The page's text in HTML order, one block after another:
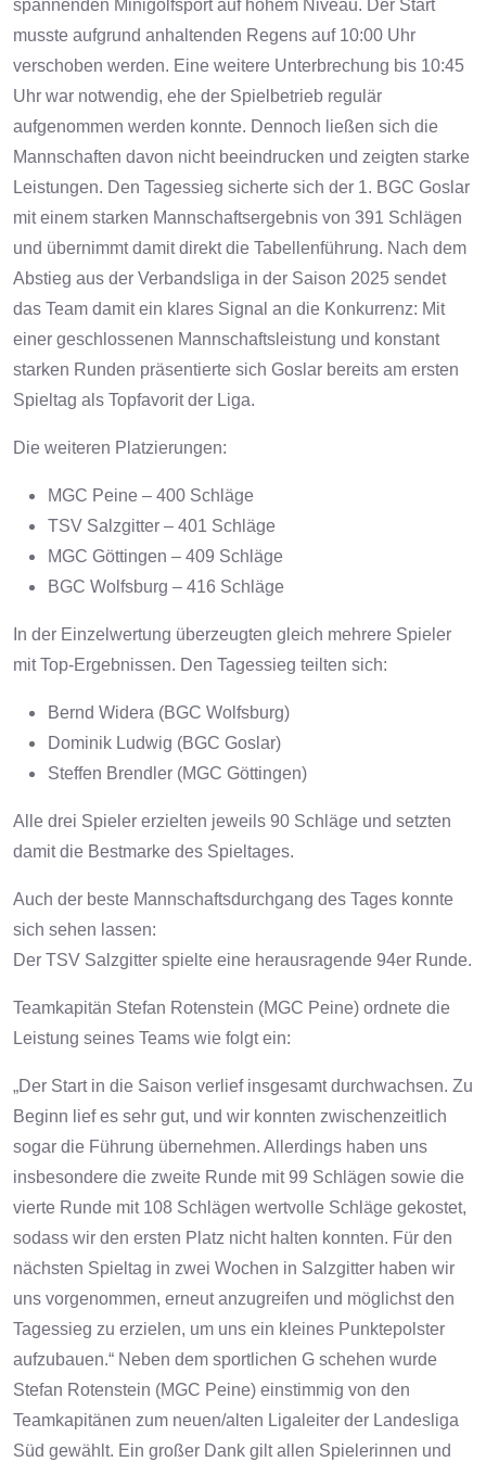
spannenden Minigolfsport auf hohem Niveau. Der Start
musste aufgrund anhaltenden Regens auf 10:00 Uhr
verschoben werden. Eine weitere Unterbrechung bis 10:45
Uhr war notwendig, ehe der Spielbetrieb regulär
aufgenommen werden konnte. Dennoch ließen sich die
Mannschaften davon nicht beeindrucken und zeigten starke
Leistungen. Den Tagessieg sicherte sich der 1. BGC Goslar
mit einem starken Mannschaftsergebnis von 391 Schlägen
und übernimmt damit direkt die Tabellenführung. Nach dem
Abstieg aus der Verbandsliga in der Saison 2025 sendet
das Team damit ein klares Signal an die Konkurrenz: Mit
einer geschlossenen Mannschaftsleistung und konstant
starken Runden präsentierte sich Goslar bereits am ersten
Spieltag als Topfavorit der Liga.
Die weiteren Platzierungen:
MGC Peine – 400 Schläge
TSV Salzgitter – 401 Schläge
MGC Göttingen – 409 Schläge
BGC Wolfsburg – 416 Schläge
In der Einzelwertung überzeugten gleich mehrere Spieler
mit Top-Ergebnissen. Den Tagessieg teilten sich:
Bernd Widera (BGC Wolfsburg)
Dominik Ludwig (BGC Goslar)
Steffen Brendler (MGC Göttingen)
Alle drei Spieler erzielten jeweils 90 Schläge und setzten
damit die Bestmarke des Spieltages.
Auch der beste Mannschaftsdurchgang des Tages konnte
sich sehen lassen:
Der TSV Salzgitter spielte eine herausragende 94er Runde.
Teamkapitän Stefan Rotenstein (MGC Peine) ordnete die
Leistung seines Teams wie folgt ein:
„Der Start in die Saison verlief insgesamt durchwachsen. Zu
Beginn lief es sehr gut, und wir konnten zwischenzeitlich
sogar die Führung übernehmen. Allerdings haben uns
insbesondere die zweite Runde mit 99 Schlägen sowie die
vierte Runde mit 108 Schlägen wertvolle Schläge gekostet,
sodass wir den ersten Platz nicht halten konnten. Für den
nächsten Spieltag in zwei Wochen in Salzgitter haben wir
uns vorgenommen, erneut anzugreifen und möglichst den
Tagessieg zu erzielen, um uns ein kleines Punktepolster
aufzubauen.“ Neben dem sportlichen G schehen wurde
Stefan Rotenstein (MGC Peine) einstimmig von den
Teamkapitänen zum neuen/alten Ligaleiter der Landesliga
Süd gewählt. Ein großer Dank gilt allen Spielerinnen und